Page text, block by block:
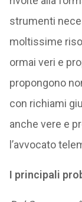
strumenti
moltissime
ormai veri e
propongono
con richiami
anche vere e
l’avvocato
I principali